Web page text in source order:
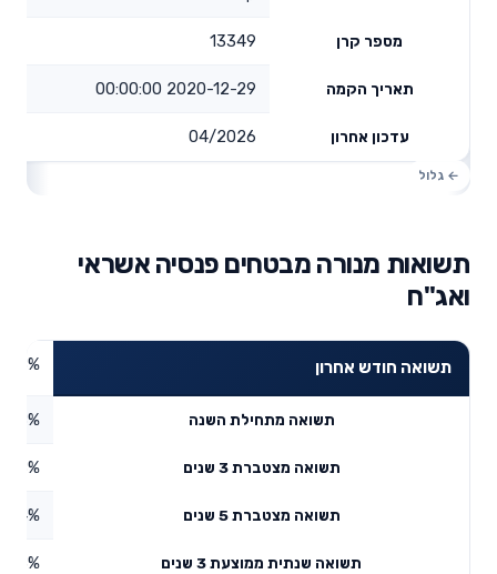
מספר קרן 13349
תאריך הקמה 2020-12-29 00:00:00
עדכון אחרון 04/2026
תשואות מנורה מבטחים פנסיה אשראי
ואג"ח
תשואה חודש אחרון
תשואה מתחילת השנה
תשואה מצטברת 3 שנים
תשואה מצטברת 5 שנים
תשואה שנתית ממוצעת 3 שנים